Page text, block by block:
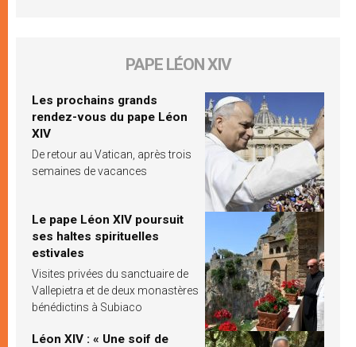
PAPE LÉON XIV
Les prochains grands
rendez-vous du pape Léon
XIV
De retour au Vatican, après trois
semaines de vacances
Le pape Léon XIV poursuit
ses haltes spirituelles
estivales
Visites privées du sanctuaire de
Vallepietra et de deux monastères
bénédictins à Subiaco
Léon XIV : « Une soif de